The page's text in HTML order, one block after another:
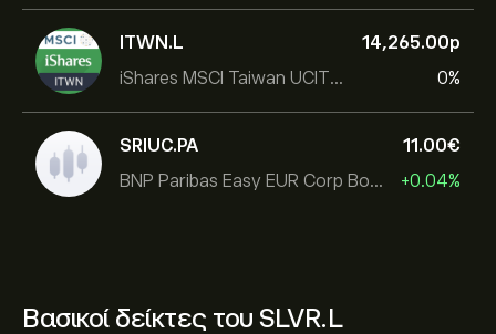
ITWN.L
iShares MSCI Taiwan UCITS ETF
14,265.00‎p‎
0%
SRIUC.PA
BNP Paribas Easy EUR Corp Bond SRI Fossil Free Ult
11.00‎€‎
+0.04%
Βασικοί δείκτες του SLVR.L